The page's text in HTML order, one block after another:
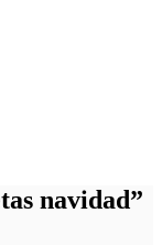
navidad”